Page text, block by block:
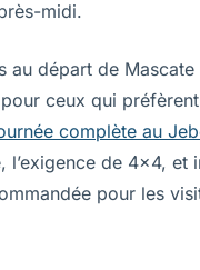
midi.
au départ de Mascate
ceux qui
complète au
l’exigence de 4x4, et
pour les